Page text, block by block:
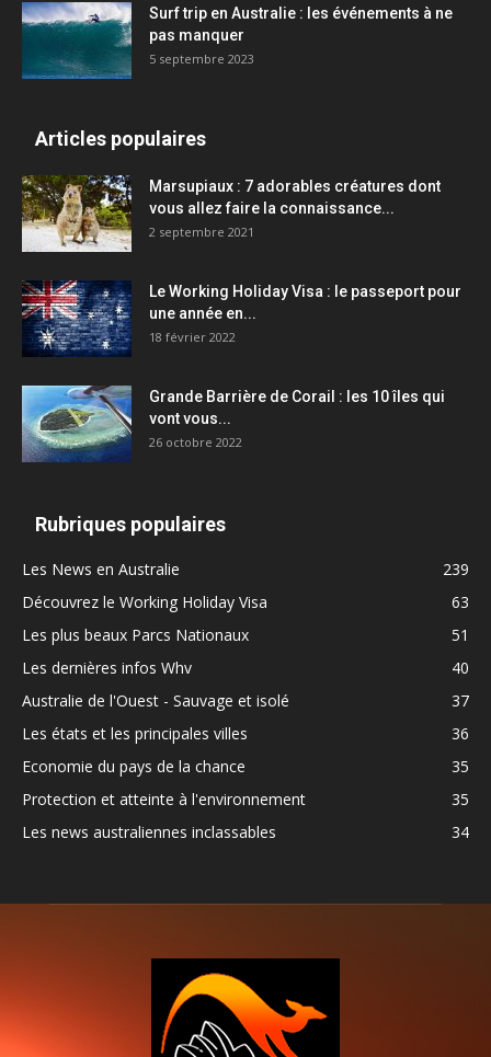
Surf trip en Australie : les événements à ne
pas manquer
5 septembre 2023
Articles populaires
Marsupiaux : 7 adorables créatures dont
vous allez faire la connaissance...
2 septembre 2021
Le Working Holiday Visa : le passeport pour
une année en...
18 février 2022
Grande Barrière de Corail : les 10 îles qui
vont vous...
26 octobre 2022
Rubriques populaires
Les News en Australie
239
Découvrez le Working Holiday Visa
63
Les plus beaux Parcs Nationaux
51
Les dernières infos Whv
40
Australie de l'Ouest - Sauvage et isolé
37
Les états et les principales villes
36
Economie du pays de la chance
35
Protection et atteinte à l'environnement
35
Les news australiennes inclassables
34